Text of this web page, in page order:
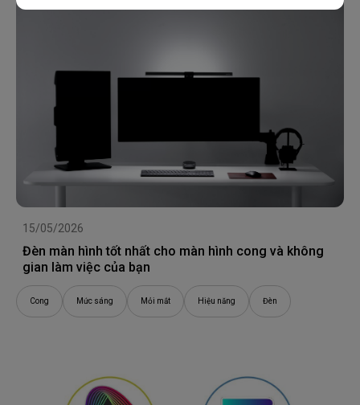
15/05/2026
Đèn màn hình tốt nhất cho màn hình cong và không
gian làm việc của bạn
Cong Mức sáng Mỏi mắt Hiệu năng Đèn